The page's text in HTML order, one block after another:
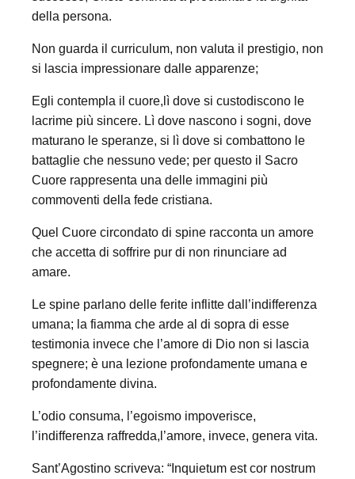
della persona.
Non guarda il curriculum, non valuta il prestigio, non
si lascia impressionare dalle apparenze;
Egli contempla il cuore,lì dove si custodiscono le
lacrime più sincere. Lì dove nascono i sogni, dove
maturano le speranze, si lì dove si combattono le
battaglie che nessuno vede; per questo il Sacro
Cuore rappresenta una delle immagini più
commoventi della fede cristiana.
Quel Cuore circondato di spine racconta un amore
che accetta di soffrire pur di non rinunciare ad
amare.
Le spine parlano delle ferite inflitte dall’indifferenza
umana; la fiamma che arde al di sopra di esse
testimonia invece che l’amore di Dio non si lascia
spegnere; è una lezione profondamente umana e
profondamente divina.
L’odio consuma, l’egoismo impoverisce,
l’indifferenza raffredda,l’amore, invece, genera vita.
Sant’Agostino scriveva: “Inquietum est cor nostrum